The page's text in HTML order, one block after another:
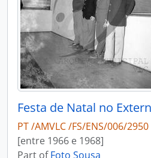
PT /AMVLC /FS/ENS/006/2950
[entre 1966 e 1968]
Part ofFoto Sousa